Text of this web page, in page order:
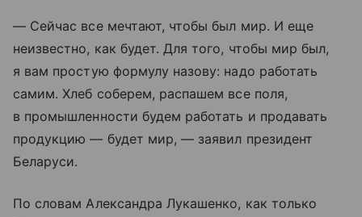
— Сейчас все мечтают, чтобы был мир. И еще
неизвестно, как будет. Для того, чтобы мир был,
я вам простую формулу назову: надо работать
самим. Хлеб соберем, распашем все поля,
в промышленности будем работать и продавать
продукцию — будет мир, — заявил президент
Беларуси.
По словам Александра Лукашенко, как только